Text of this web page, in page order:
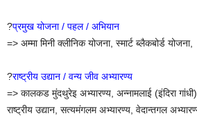
?प्रमुख योजना / पहल / अभियान
=> अम्मा मिनी क्लीनिक योजना, स्मार्ट ब्लैकबोर्ड योजना,
?राष्ट्रीय उद्यान / वन्य जीव अभ्यारण्य
=> कालकड मुंदथुरेइ अभ्यारण्य, अन्नामलाई (इंदिरा गांधी)
राष्ट्रीय उद्यान, सत्यमंगलम अभ्यारण्य, वेदान्तगल